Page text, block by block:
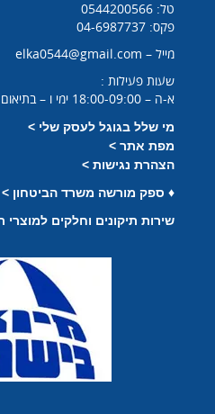
טל: 0544200566
פקס: 04-6987737
מייל – elka0544@gmail.com
שעות פעילות :
א-ה – 18:00-09:00 ימי ו – בתיאום מראש
מי שלל בגוגל לעסק שלי >
מפת אתר >
הצהרת נגישות >
♦ ספק מורשה משרד הביטחון >
שירות תיקונים וחלקים למוצרי תמי 4